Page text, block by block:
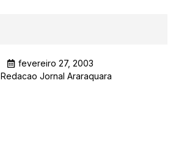
fevereiro 27, 2003
Redacao Jornal Araraquara